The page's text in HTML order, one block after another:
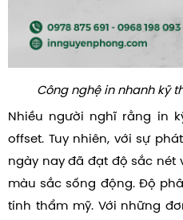
Công nghệ in nhanh kỹ
Nhiều người nghĩ rằng in
offset. Tuy nhiên, với sự
ngày nay đã đạt độ sắc nét
màu sắc sống động. Độ
tính thẩm mỹ. Với những